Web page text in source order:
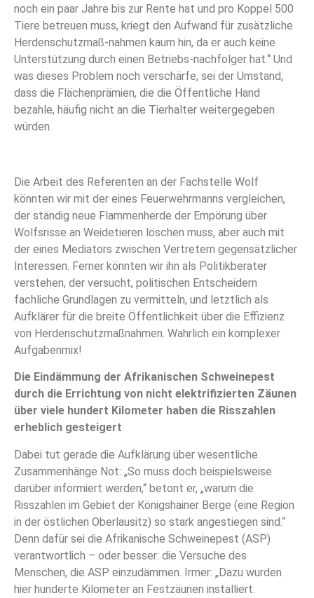
noch ein paar Jahre bis zur Rente hat und pro Koppel 500
Tiere betreuen muss, kriegt den Aufwand für zusätzliche
Herdenschutzmaß-nahmen kaum hin, da er auch keine
Unterstützung durch einen Betriebs-nachfolger hat.“ Und
was dieses Problem noch verschärfe, sei der Umstand,
dass die Flächenprämien, die die Öffentliche Hand
bezahle, häufig nicht an die Tierhalter weitergegeben
würden.
Die Arbeit des Referenten an der Fachstelle Wolf
könnten wir mit der eines Feuerwehrmanns vergleichen,
der ständig neue Flammenherde der Empörung über
Wolfsrisse an Weidetieren löschen muss, aber auch mit
der eines Mediators zwischen Vertretern gegensätzlicher
Interessen. Ferner könnten wir ihn als Politikberater
verstehen, der versucht, politischen Entscheidern
fachliche Grundlagen zu vermitteln, und letztlich als
Aufklärer für die breite Öffentlichkeit über die Effizienz
von Herdenschutzmaßnahmen. Wahrlich ein komplexer
Aufgabenmix!
Die Eindämmung der Afrikanischen Schweinepest
durch die Errichtung von nicht elektrifizierten Zäunen
über viele hundert Kilometer haben die Risszahlen
erheblich gesteigert
Dabei tut gerade die Aufklärung über wesentliche
Zusammenhänge Not: „So muss doch beispielsweise
darüber informiert werden,“ betont er, „warum die
Risszahlen im Gebiet der Königshainer Berge (eine Region
in der östlichen Oberlausitz) so stark angestiegen sind.“
Denn dafür sei die Afrikanische Schweinepest (ASP)
verantwortlich – oder besser: die Versuche des
Menschen, die ASP einzudämmen. Irmer: „Dazu wurden
hier hunderte Kilometer an Festzäunen installiert.